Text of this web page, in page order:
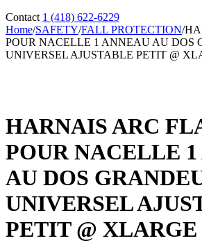
Contact 1 (418) 622-6229
Home/SAFETY/FALL PROTECTION/
POUR NACELLE 1 ANNEAU AU DOS
UNIVERSEL AJUSTABLE PETIT @
HARNAIS ARC
POUR NACELLE
AU DOS
UNIVERSEL
PETIT @ XLARGE